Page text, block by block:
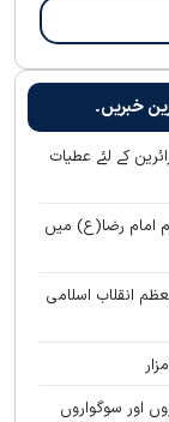
خبریں۔
کے لئے عطیات
امام رضا(ع) میں
انقلاب اسلامی
اور سوگواروں